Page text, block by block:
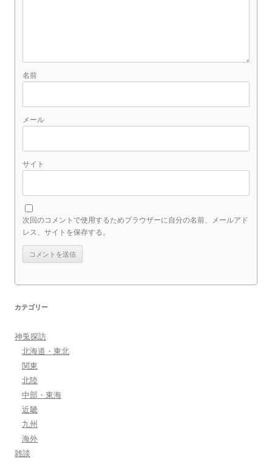
名前
メール
サイト
次回のコメントで使用するためブラウザーに自分の名前、メールアド
レス、サイトを保存する。
カテゴリー
神兎探訪
北海道・東北
関東
北陸
中部・東海
近畿
九州
海外
雑談